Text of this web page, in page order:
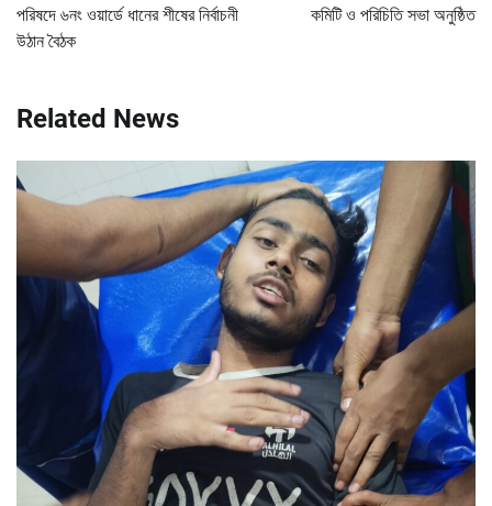
পরিষদে ৬নং ওয়ার্ডে ধানের শীষের নির্বাচনী
উঠান বৈঠক
কমিটি ও পরিচিতি সভা অনুষ্ঠিত
Related News